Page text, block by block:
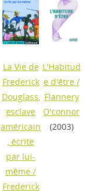
La Vie de
Frederick
Douglass,
esclave
américain
, écrite
par lui-
même /
Frederick
L'Habitud
e d'être/
Flannery
O'connor
(2003)